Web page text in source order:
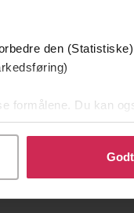
den (Statistiske)
formålene. Du kan
trekke tilbake eller
Krigen